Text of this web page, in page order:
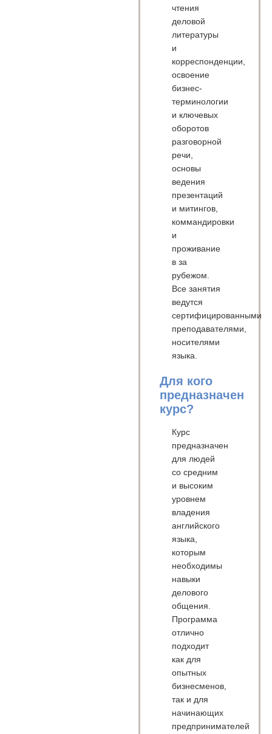
чтения
деловой
литературы
и
корреспонденции,
освоение
бизнес-
терминологии
и ключевых
оборотов
разговорной
речи,
основы
ведения
презентаций
и митингов,
коммандировки
и
проживание
в за
рубежом.
Все занятия
ведутся
сертифицированными
преподавателями,
носителями
языка.
Для кого
предназначен
курс?
Курс
предназначен
для людей
со средним
и высоким
уровнем
владения
английского
языка,
которым
необходимы
навыки
делового
общения.
Программа
отлично
подходит
как для
опытных
бизнесменов,
так и для
начинающих
предпринимателей